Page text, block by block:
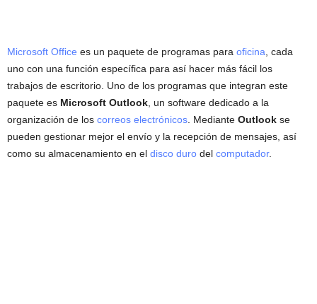
Microsoft Office es un paquete de programas para oficina , cada
uno con una función específica para así hacer más fácil los
trabajos de escritorio. Uno de los programas que integran este
paquete es Microsoft Outlook , un software dedicado a la
organización de los correos electrónicos . Mediante Outlook se
pueden gestionar mejor el envío y la recepción de mensajes, así
como su almacenamiento en el disco duro del computador.